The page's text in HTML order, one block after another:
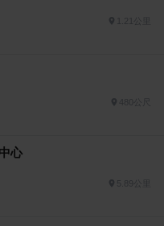
480公尺
心
5.89公里